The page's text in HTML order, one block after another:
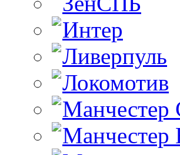
Интер
Ливерпуль
Локомотив
Манчестер
Манчестер